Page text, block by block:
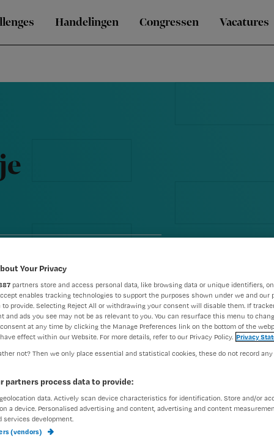
Handelingen Congressen Vacatures
Als een gele mummie loop ik een met
twee patiënten geïsoleerd verpleegd
Your Privacy
partners store and access personal data, like browsing data or unique identifiers,
enables tracking technologies to support the purposes shown under we and our
to provide. Selecting Reject All or withdrawing your consent will disable them. If
and ads you see may not be as relevant to you. You can resurface this menu to
at any time by clicking the Manage Preferences link on the bottom of the
effect within our Website. For more details, refer to our Privacy Policy. Privacy
not? Then we only place essential and statistical cookies, these do not record
partners process data to provide:
data. Actively scan device characteristics for identification. Store and/or
a device. Personalised advertising and content, advertising and content
services development.
(vendors)